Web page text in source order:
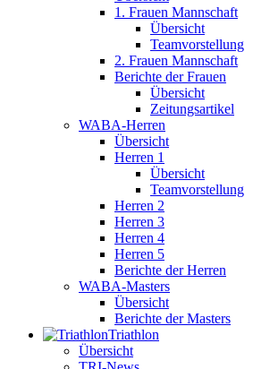
1. Frauen Mannschaft
Übersicht
Teamvorstellung
2. Frauen Mannschaft
Berichte der Frauen
Übersicht
Zeitungsartikel
WABA-Herren
Übersicht
Herren 1
Übersicht
Teamvorstellung
Herren 2
Herren 3
Herren 4
Herren 5
Berichte der Herren
WABA-Masters
Übersicht
Berichte der Masters
Triathlon
Übersicht